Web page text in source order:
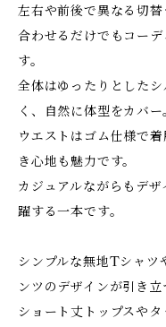
左右や前後で異なる切
合わせるだけでもコー
す。
全体はゆったりとした
く、自然に体型をカバー
ウエストはゴム仕様で
き心地も魅力です。
カジュアルながらもデ
躍する一本です。
シンプルな無地Tシャツ
ンツのデザインが引き立
ショート丈トップスや